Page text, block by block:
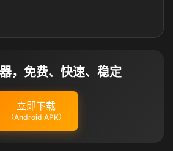
，免费、快速、稳定
立即下载
（Android APK）